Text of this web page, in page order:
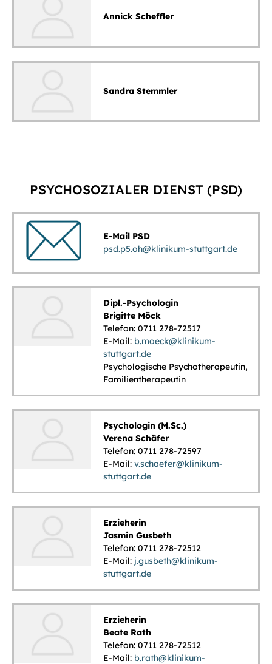
Annick Scheffler
Sandra Stemmler
PSYCHOSOZIALER DIENST (PSD)
E-Mail PSD
psd.p5.oh@klinikum-stuttgart.de
Dipl.-Psychologin
Brigitte Möck
Telefon: 0711 278-72517
E-Mail: b.moeck@klinikum-
stuttgart.de
Psychologische Psychotherapeutin,
Familientherapeutin
Psychologin (M.Sc.)
Verena Schäfer
Telefon: 0711 278-72597
E-Mail:v.schaefer@klinikum-
stuttgart.de
Erzieherin
Jasmin Gusbeth
Telefon: 0711 278-72512
E-Mail: j.gusbeth@klinikum-
stuttgart.de
Erzieherin
Beate Rath
Telefon: 0711 278-72512
E-Mail: b.rath@klinikum-